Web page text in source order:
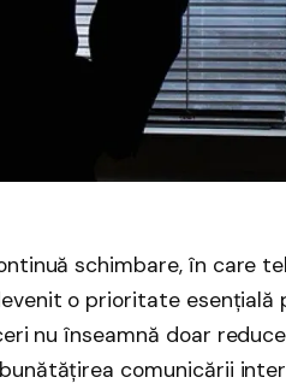
schimbare, în care
o prioritate esențială
nu înseamnă doar
comunicării